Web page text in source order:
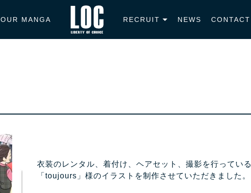
OUR MANGA RECRUIT NEWS CONTACT
衣装のレンタル、着付け、ヘアセット、撮影を行っている
「toujours」様のイラストを制作させていただきました。